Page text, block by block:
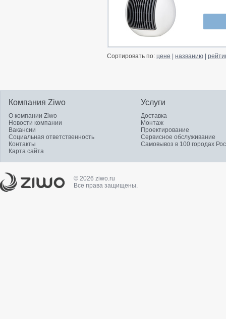
Сортировать по: цене названию
Компания Ziwo
О компании Ziwo
Новости компании
Вакансии
Социальная ответственность
Контакты
Карта сайта
Услуги
Доставка
Монтаж
Проектирование
Сервисное обслуживание
Самовывоз в 100 городах
© 2026 ziwo.ru
Все права защищены.